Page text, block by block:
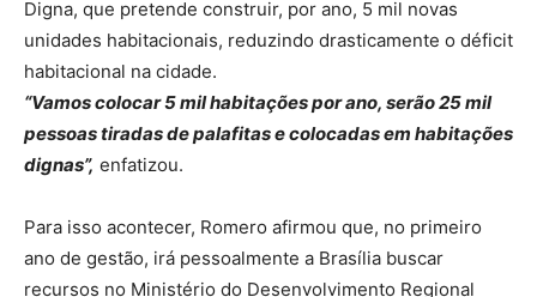
Digna, que pretende construir, por ano, 5 mil novas
unidades habitacionais, reduzindo drasticamente o déficit
habitacional na cidade.
“Vamos colocar 5 mil habitações por ano, serão 25 mil
pessoas tiradas de palafitas e colocadas em habitações
dignas”, enfatizou.
Para isso acontecer, Romero afirmou que, no primeiro
ano de gestão, irá pessoalmente a Brasília buscar
recursos no Ministério do Desenvolvimento Regional